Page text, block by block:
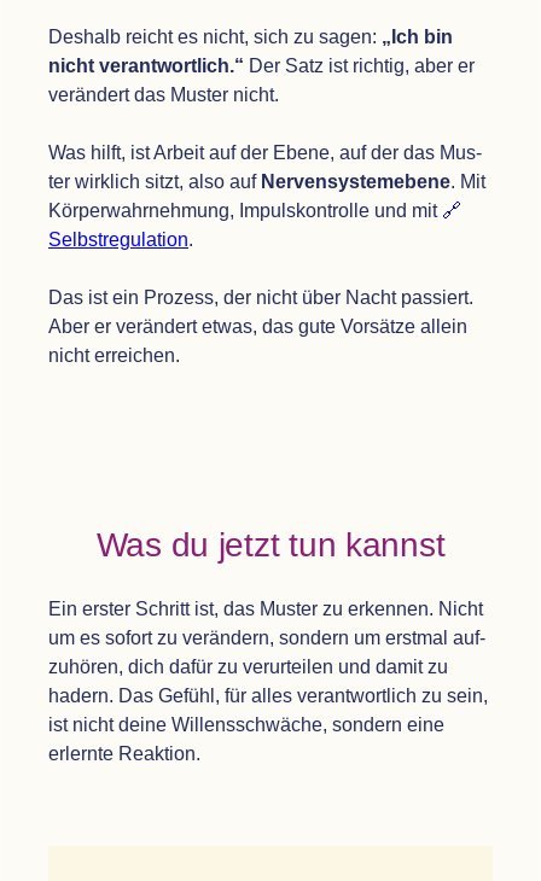
Des­halb reicht es nicht, sich zu sagen: „ Ich bin
nicht ver­ant­wort­lich.“ Der Satz ist rich­tig, aber er
ver­än­dert das Mus­ter nicht.
Was hilft, ist Arbeit auf der Ebene, auf der das Mus­
ter wirk­lich sitzt, also auf Ner­ven­sys­tem­ebene. Mit
Kör­per­wahr­neh­mung, Impuls­kon­trolle und mit
Selbst­re­gu­la­tion.
Das ist ein Pro­zess, der nicht über Nacht pas­siert.
Aber er ver­än­dert etwas, das gute Vor­sätze allein
nicht erreichen.
Was du jetzt tun kannst
Ein ers­ter Schritt ist, das Mus­ter zu erken­nen. Nicht
um es sofort zu ver­än­dern, son­dern um erst­mal auf­
zu­hö­ren, dich dafür zu ver­ur­tei­len und damit zu
hadern. Das Gefühl, für alles ver­ant­wort­lich zu sein,
ist nicht deine Wil­lens­schwä­che, son­dern eine
erlernte Reaktion.